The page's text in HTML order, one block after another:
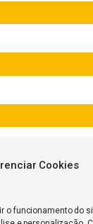
Cookies
o funcionamento do
da frota*